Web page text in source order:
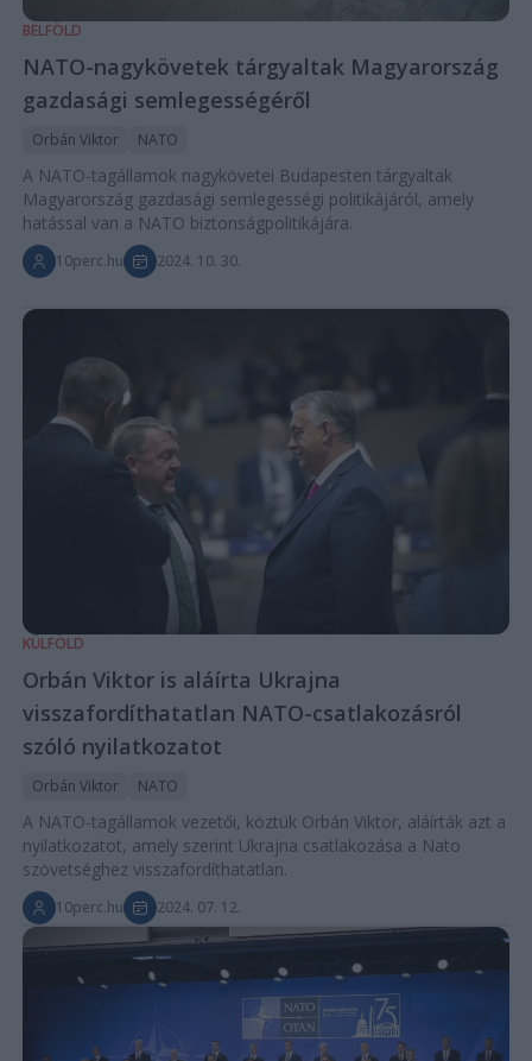
BELFÖLD
NATO-nagykövetek tárgyaltak Magyarország
gazdasági semlegességéről
Orbán Viktor NATO
A NATO-tagállamok nagykövetei Budapesten tárgyaltak
Magyarország gazdasági semlegességi politikájáról, amely
hatással van a NATO biztonságpolitikájára.
10perc.hu 2024. 10. 30.
KÜLFÖLD
Orbán Viktor is aláírta Ukrajna
visszafordíthatatlan NATO-csatlakozásról
szóló nyilatkozatot
Orbán Viktor NATO
A NATO-tagállamok vezetői, köztük Orbán Viktor, aláírták azt a
nyilatkozatot, amely szerint Ukrajna csatlakozása a Nato
szövetséghez visszafordíthatatlan.
10perc.hu 2024. 07. 12.